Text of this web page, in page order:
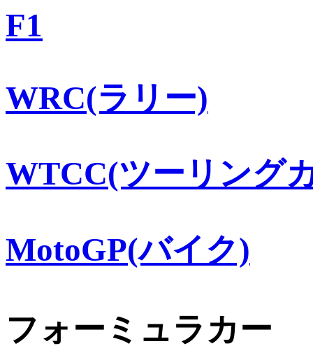
F1
WRC(ラリー)
WTCC(ツーリング
MotoGP(バイク)
フォーミュラカー